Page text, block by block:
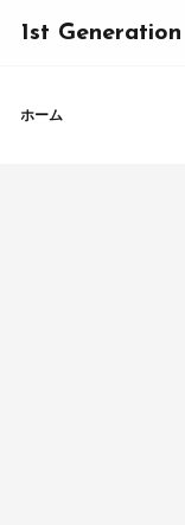
1st Generation
ホーム